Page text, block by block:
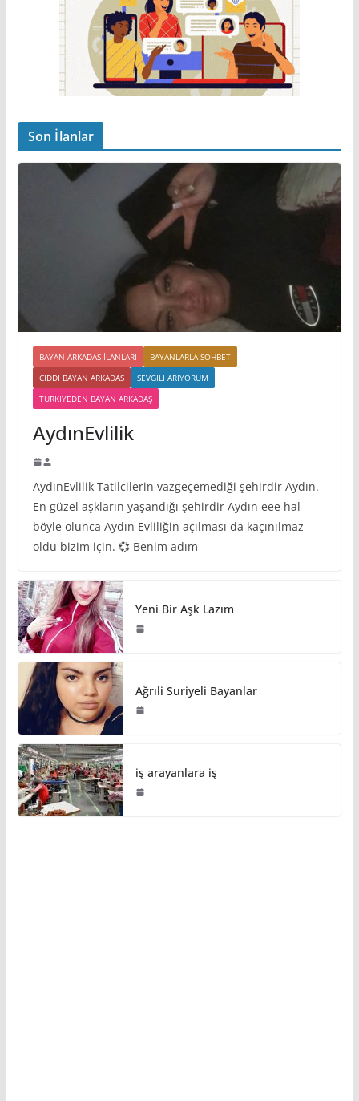
Son İlanlar
BAYAN ARKADAS ILANLARI
BAYANLARLA SOHBET
CIDDI BAYAN ARKADAS
SEVGILI ARIYORUM
TÜRKIYEDEN BAYAN ARKADAŞ
AydınEvlilik
AydınEvlilik Tatilcilerin vazgeçemediği şehirdir Aydın.
En güzel aşkların yaşandığı şehirdir Aydın eee hal
böyle olunca Aydın Evliliğin açılması da kaçınılmaz
oldu bizim için. 💞 Benim adım
Yeni Bir Aşk Lazım
Ağrıli Suriyeli Bayanlar
iş arayanlara iş